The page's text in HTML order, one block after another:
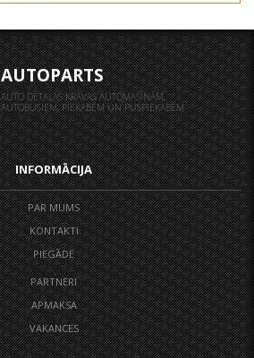
AUTOPARTS
AUTO DETAĻAS KRAVAS AUTOMAŠĪNĀM,
AUTOBUSIEM, PIEKABĒM UN PUSPIEKABĒM
INFORMĀCIJA
PAR MUMS
KONTAKTI
PIEGĀDE
PARTNERI
APMAKSA
VAKANCES